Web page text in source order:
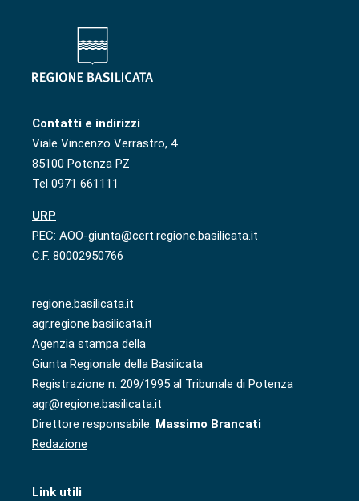
Contatti e indirizzi
Viale Vincenzo Verrastro, 4
85100 Potenza PZ
Tel 0971 661111
URP
PEC: AOO-giunta@cert.regione.basilicata.it
C.F. 80002950766
regione.basilicata.it
agr.regione.basilicata.it
Agenzia stampa della
Giunta Regionale della Basilicata
Registrazione n. 209/1995 al Tribunale di Potenza
agr@regione.basilicata.it
Direttore responsabile: Massimo Brancati
Redazione
Link utili